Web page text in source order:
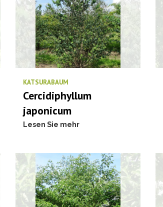
KATSURABAUM
Cercidiphyllum
japonicum
Lesen Sie mehr